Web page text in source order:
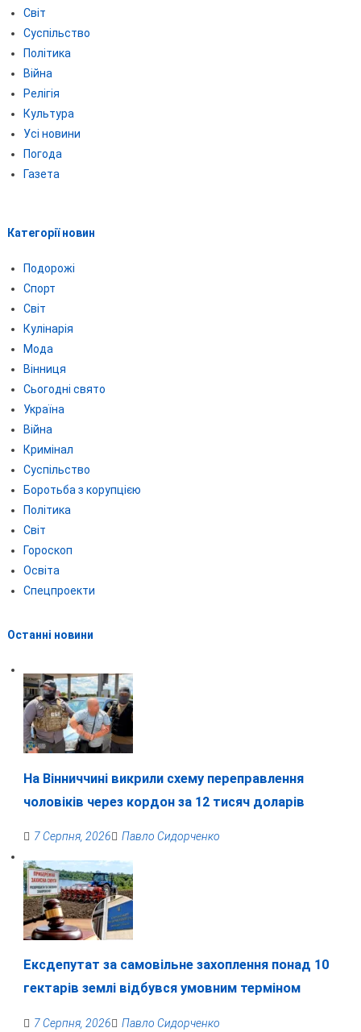
Світ
Суспільство
Політика
Війна
Релігія
Культура
Усі новини
Погода
Газета
Категорії новин
Подорожі
Спорт
Світ
Кулінарія
Мода
Вінниця
Сьогодні свято
Україна
Війна
Кримінал
Суспільство
Боротьба з корупцією
Політика
Світ
Гороскоп
Освіта
Спецпроекти
Останні новини
На Вінниччині викрили схему переправлення
чоловіків через кордон за 12 тисяч доларів
7 Серпня, 2026 Павло Сидорченко
Ексдепутат за самовільне захоплення понад 10
гектарів землі відбувся умовним терміном
7 Серпня, 2026 Павло Сидорченко